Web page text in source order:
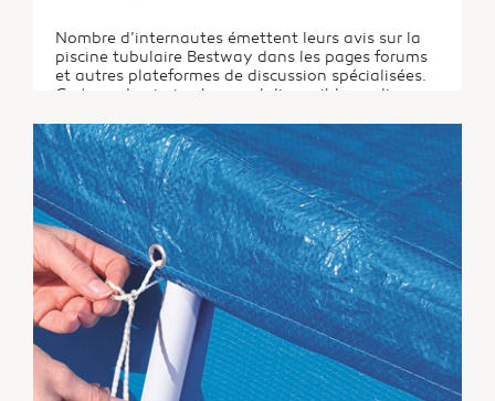
Nombre d’internautes émettent leurs avis sur la
piscine tubulaire Bestway dans les pages forums
et autres plateformes de discussion spécialisées.
Ce type de piscine hors-sol disponible en diverses
carrée, ou encore ovale) est effectivement la
tendance du moment. De même, la marque...